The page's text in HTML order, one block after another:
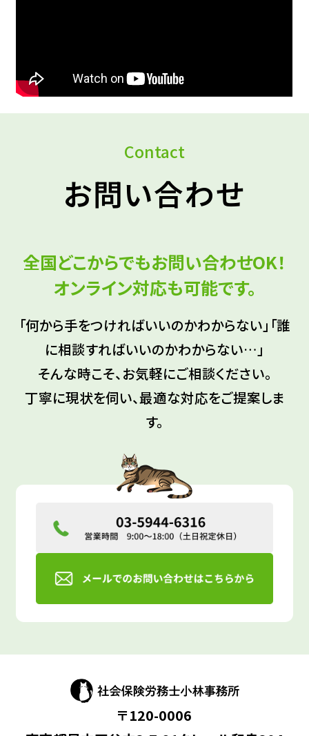
Contact
お問い合わせ
全国どこからでもお問い合わせOK！
オンライン対応も可能です。
「何から手をつければいいのかわからない」「誰
に相談すればいいのかわからない…」
そんな時こそ、お気軽にご相談ください。
丁寧に現状を伺い、最適な対応をご提案しま
す。
〒120-0006